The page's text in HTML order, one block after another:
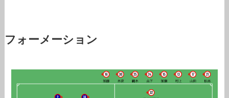
フォーメーション